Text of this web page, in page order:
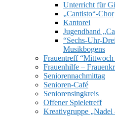
Unterricht für
„Cantisto“-Chor
Kantorei
Jugendband
“Sechs-Uhr-
Musikbogens
Frauentreff
Frauenhilfe –
Seniorennachmittag
Senioren-Café
Seniorensingkreis
Offener Spieletreff
Kreativgruppe „Nadel